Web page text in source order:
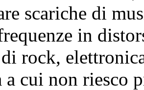
scariche di
in
rock,
a cui non riesco